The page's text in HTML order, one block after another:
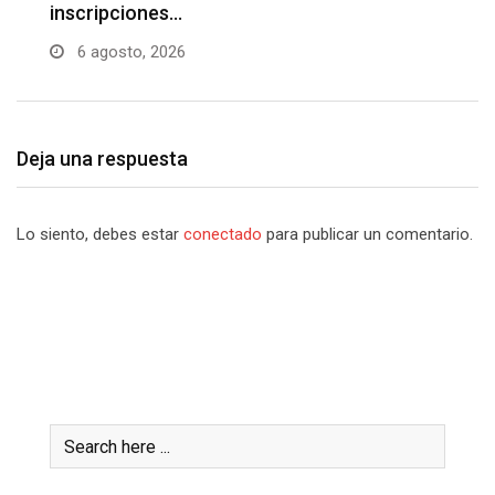
de la Patria…
6 agosto, 2026
Deja una respuesta
Lo siento, debes estar conectado para publicar un comentario.